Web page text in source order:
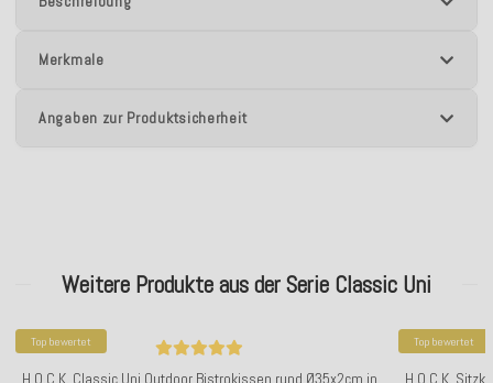
Merkmale
Angaben zur Produktsicherheit
Weitere Produkte aus der Serie Classic Uni
Top bewertet
H.O.C.K. Classic Uni Outdoor Bistrokissen rund Ø35x2cm in
Top bewertet
H.O.C.K.